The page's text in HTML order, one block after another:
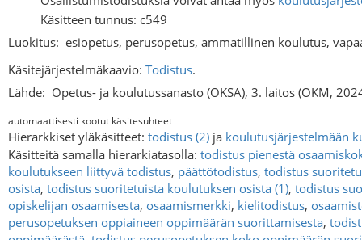
Käsitteen tunnus: c549
Luokitus: esiopetus, perusopetus, ammatillinen koulutus,
Käsitejärjestelmäkaavio: Todistus.
Lähde: Opetus- ja koulutussanasto (OKSA), 3. laitos (OKM,
automaattisesti kootut käsitesuhteet
Hierarkkiset yläkäsitteet: todistus (2) ja koulutusjärjestelmään
Käsitteitä samalla hierarkiatasolla: todistus pienestä
koulutukseen liittyvä todistus, päättötodistus, todistus
osista, todistus suoritetuista koulutuksen osista (1), todistus
opiskelijan osaamisesta, osaamismerkki, kielitodistus,
perusopetuksen oppiaineen oppimäärän suorittamisesta,